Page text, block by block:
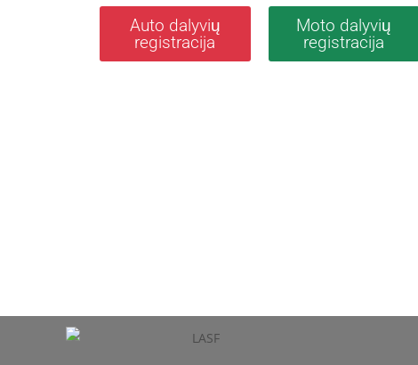
Auto dalyvių
registracija
Moto dalyvių
registracija